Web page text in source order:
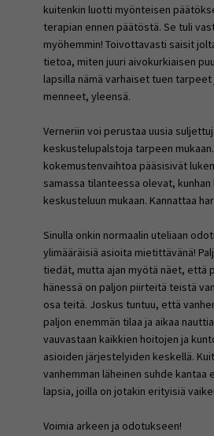
kuitenkin luotti myönteisen
terapian ennen päätöstä. Se tuli
myöhemmin! Toivottavasti saisit
tietoa, miten juuri aivokurkiaisen
lapsilla nämä varhaiset tuen
menneet, yleensä.
Verneriin voi perustaa uusia
keskustelupalstoja tarpeen mukaan.
kokemustenvaihtoa pääsisivät
samassa tilanteessa olevat,
keskusteluun mukaan. Kannattaa
Sinulla onkin normaalin uteliaan
ylimääräisiä asioita mietittävänä!
tiedät, mutta ajan myötä näet, että
hänessä on paljon piirteitä teistä
osa teitä. Joskus tuntuu, että
paljon enemmän tilaa ja aikaa
vauvastaan kaikkien hoitojen ja
asioiden järjestelyiden keskellä.
vanhemman läheinen suhde kantaa
lapsia, joilla on jotakin erityisiä
Voimia arkeen ja odotukseen!